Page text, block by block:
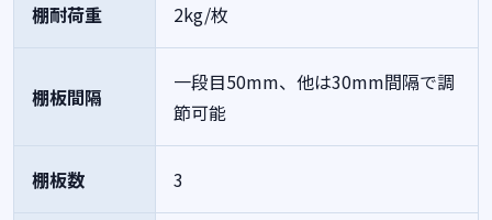
棚耐荷重 2kg/枚
棚板間隔
一段目50mm、他は30mm間隔で調
節可能
棚板数 3